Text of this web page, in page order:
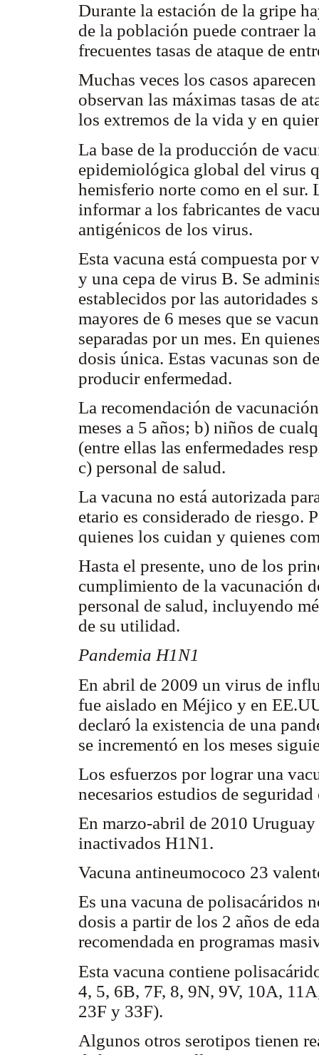
Durante la estación de la gripe
de la población puede contraer
frecuentes tasas de ataque de
Muchas veces los casos
observan las máximas tasas de
los extremos de la vida y en
La base de la producción de
epidemiológica global del virus
hemisferio norte como en el sur.
informar a los fabricantes de
antigénicos de los virus.
Esta vacuna está compuesta
y una cepa de virus B. Se
establecidos por las autoridades
mayores de 6 meses que se
separadas por un mes. En
dosis única. Estas vacunas son
producir enfermedad.
La recomendación de
meses a 5 años; b) niños de
(entre ellas las enfermedades
c) personal de salud.
La vacuna no está autorizada
etario es considerado de riesgo.
quienes los cuidan y quienes
Hasta el presente, uno de los
cumplimiento de la vacunación
personal de salud, incluyendo
de su utilidad.
Pandemia H1N1
En abril de 2009 un virus de
fue aislado en Méjico y en
declaró la existencia de una
se incrementó en los meses
Los esfuerzos por lograr una
necesarios estudios de
En marzo-abril de 2010
inactivados H1N1.
Vacuna antineumococo 23
Es una vacuna de polisacáridos
dosis a partir de los 2 años de
recomendada en programas
Esta vacuna contiene
4, 5, 6B, 7F, 8, 9N, 9V, 10A,
23F y 33F).
Algunos otros serotipos tienen